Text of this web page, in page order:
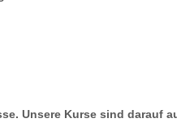
Unsere Kurse sind darauf